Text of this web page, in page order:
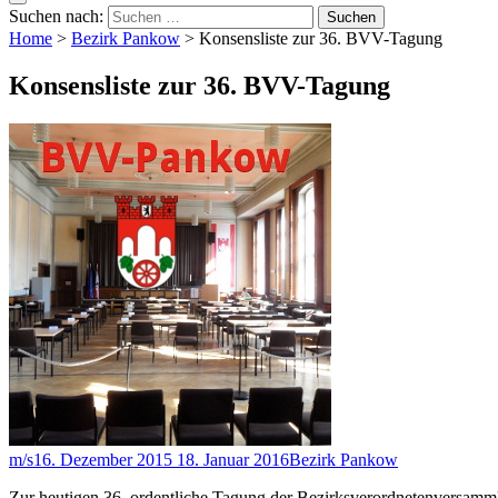
Suchen nach:
Home > Bezirk Pankow > Konsensliste zur 36. BVV-Tagung
Konsensliste zur 36. BVV-Tagung
m/s16. Dezember 2015 18. Januar 2016Bezirk Pankow